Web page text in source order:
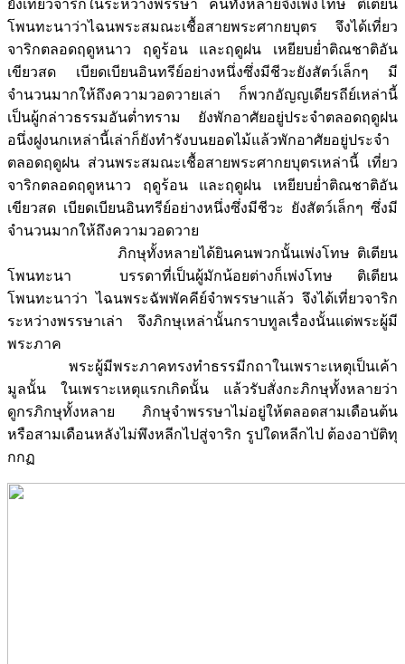
ยังเที่ยวจาริกในระหว่างพรรษา คนทั้งหลายจึงเพ่งโทษ ติเตียน
โพนทะนาว่าไฉนพระสมณะเชื้อสายพระศากยบุตร จึงได้เที่ยว
จาริกตลอดฤดูหนาว ฤดูร้อน และฤดูฝน เหยียบย่ำติณชาติอัน
เขียวสด เบียดเบียนอินทรีย์อย่างหนึ่งซึ่งมีชีวะยังสัตว์เล็กๆ มี
จำนวนมากให้ถึงความวอดวายเล่า ก็พวกอัญญเดียรถีย์เหล่านี้
เป็นผู้กล่าวธรรมอันต่ำทราม ยังพักอาศัยอยู่ประจำตลอดฤดูฝน
อนึ่งฝูงนกเหล่านี้เล่าก็ยังทำรังบนยอดไม้แล้วพักอาศัยอยู่ประจำ
ตลอดฤดูฝน ส่วนพระสมณะเชื้อสายพระศากยบุตรเหล่านี้ เที่ยว
จาริกตลอดฤดูหนาว ฤดูร้อน และฤดูฝน เหยียบย่ำติณชาติอัน
เขียวสด เบียดเบียนอินทรีย์อย่างหนึ่งซึ่งมีชีวะ ยังสัตว์เล็กๆ ซึ่งมี
จำนวนมากให้ถึงความวอดวาย
ภิกษุทั้งหลายได้ยินคนพวกนั้นเพ่งโทษ ติเตียน
โพนทะนา บรรดาที่เป็นผู้มักน้อยต่างก็เพ่งโทษ ติเตียน
โพนทะนาว่า ไฉนพระฉัพพัคคีย์จำพรรษาแล้ว จึงได้เที่ยวจาริก
ระหว่างพรรษาเล่า จึงภิกษุเหล่านั้นกราบทูลเรื่องนั้นแด่พระผู้มี
พระภาค
พระผู้มีพระภาคทรงทำธรรมีกถาในเพราะเหตุเป็นเค้า
มูลนั้น ในเพราะเหตุแรกเกิดนั้น แล้วรับสั่งกะภิกษุทั้งหลายว่า
ดูกรภิกษุทั้งหลาย ภิกษุจำพรรษาไม่อยู่ให้ตลอดสามเดือนต้น
หรือสามเดือนหลังไม่พึงหลีกไปสู่จาริก รูปใดหลีกไป ต้องอาบัติทุ
กกฏ